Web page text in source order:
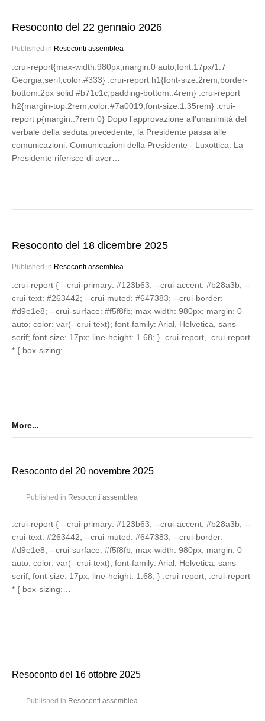
Resoconto del 22 gennaio 2026
Published in Resoconti assemblea
.crui-report{max-width:980px;margin:0 auto;font:17px/1.7
Georgia,serif;color:#333} .crui-report h1{font-size:2rem;border-
bottom:2px solid #b71c1c;padding-bottom:.4rem} .crui-report
h2{margin-top:2rem;color:#7a0019;font-size:1.35rem} .crui-
report p{margin:.7rem 0} Dopo l’approvazione all’unanimità del
verbale della seduta precedente, la Presidente passa alle
comunicazioni. Comunicazioni della Presidente - Luxottica: La
Presidente riferisce di aver…
Resoconto del 18 dicembre 2025
Published in Resoconti assemblea
.crui-report { --crui-primary: #123b63; --crui-accent: #b28a3b; --
crui-text: #263442; --crui-muted: #647383; --crui-border:
#d9e1e8; --crui-surface: #f5f8fb; max-width: 980px; margin: 0
auto; color: var(--crui-text); font-family: Arial, Helvetica, sans-
serif; font-size: 17px; line-height: 1.68; } .crui-report, .crui-report
* { box-sizing:…
More...
Resoconto del 20 novembre 2025
Published in Resoconti assemblea
.crui-report { --crui-primary: #123b63; --crui-accent: #b28a3b; --
crui-text: #263442; --crui-muted: #647383; --crui-border:
#d9e1e8; --crui-surface: #f5f8fb; max-width: 980px; margin: 0
auto; color: var(--crui-text); font-family: Arial, Helvetica, sans-
serif; font-size: 17px; line-height: 1.68; } .crui-report, .crui-report
* { box-sizing:…
Resoconto del 16 ottobre 2025
Published in Resoconti assemblea